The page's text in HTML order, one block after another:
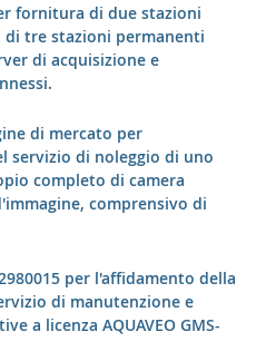
fornitura di due stazioni
di tre stazioni permanenti
di acquisizione e
di mercato per
servizio di noleggio di uno
completo di camera
comprensivo di
per l'affidamento della
di manutenzione e
a licenza AQUAVEO GMS-